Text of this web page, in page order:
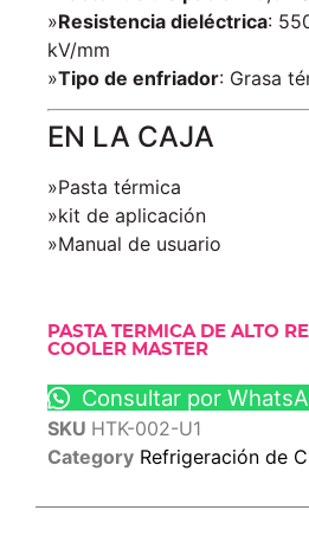
»Resistencia dieléctrica:
kV/mm
»Tipo de enfriador: Grasa
EN LA CAJA
»Pasta térmica
»kit de aplicación
»Manual de usuario
PASTA TERMICA DE ALTO
COOLER MASTER
Consultar por
SKU HTK-002-U1
Category Refrigeración de